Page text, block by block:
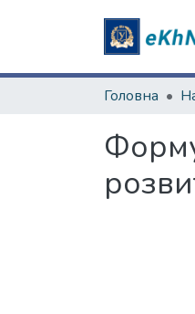
Головна